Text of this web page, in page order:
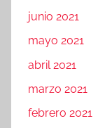
junio 2021
mayo 2021
abril 2021
marzo 2021
febrero 2021